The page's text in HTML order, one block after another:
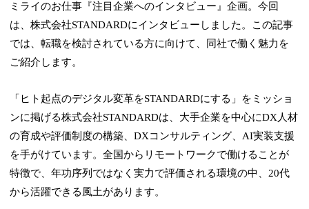
ミライのお仕事『注目企業へのインタビュー』企画。今回
は、株式会社STANDARDにインタビューしました。この記事
では、転職を検討されている方に向けて、同社で働く魅力を
ご紹介します。
「ヒト起点のデジタル変革をSTANDARDにする」をミッショ
ンに掲げる株式会社STANDARDは、大手企業を中心にDX人材
の育成や評価制度の構築、DXコンサルティング、AI実装支援
を手がけています。全国からリモートワークで働けることが
特徴で、年功序列ではなく実力で評価される環境の中、20代
から活躍できる風土があります。